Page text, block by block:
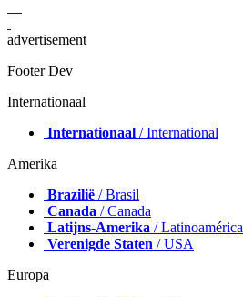
advertisement
Footer Dev
Internationaal
Internationaal / International
Amerika
Brazilië / Brasil
Canada / Canada
Latijns-Amerika / Latinoamérica
Verenigde Staten / USA
Europa